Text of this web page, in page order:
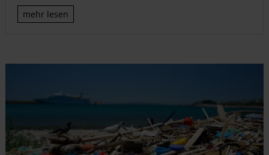
mehr lesen